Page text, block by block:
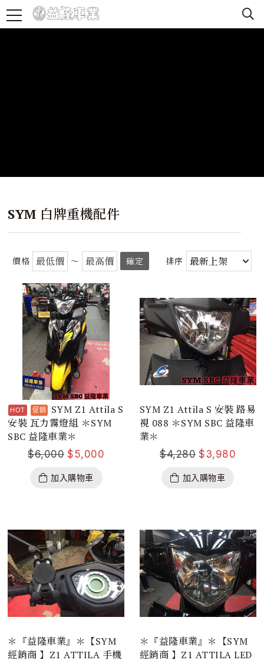
SYM 白牌重機配件
價格 ～ 確定 排序
SYM Z1 Attila S
安裝 瓦力霧燈組 ＊SYM
SBC 益隆車業＊
$6,000 $5,000
加入購物車
SYM Z1 Attila S 安裝 路易
視 088 ＊SYM SBC 益隆車
業＊
$4,280 $3,980
加入購物車
＊『益隆車業』＊【SYM
經銷商 】Z1 ATTILA 手機
＊『益隆車業』＊【SYM
經銷商 】Z1 ATTILA LED